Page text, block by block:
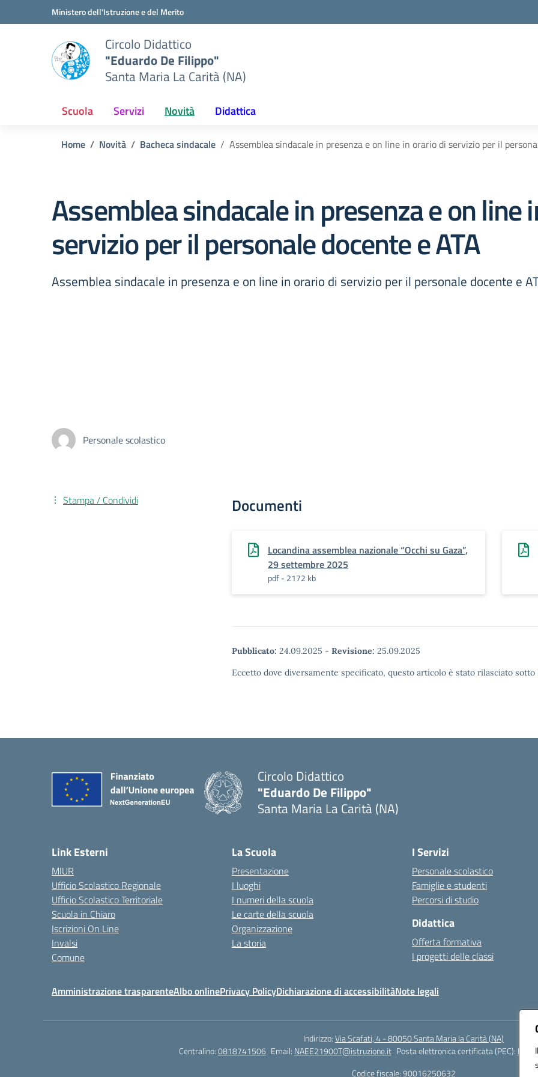
Vai ai contenuti
Vai al menu di navigazioneMinistero dell'Istruzione e del Merito
Circolo Didattico
"Eduardo De Filippo"
Santa Maria La Carità (NA)
Scuola Servizi Novità Didattica
Home Novità Bacheca sindacale Assemblea sindacale in presenza e on line in orario di servizio per il
Assemblea sindacale in presenza e on line
servizio per il personale docente e ATA
Assemblea sindacale in presenza e on line in orario di servizio per il personale docente e
Personale scolastico
Documenti
Locandina assemblea nazionale “Occhi su Gaza”,
29 settembre 2025
pdf - 2172 kb
Pubblicato: 24.09.2025 - Revisione: 25.09.2025
Eccetto dove diversamente specificato, questo articolo è stato rilasciato
Stampa / Condividi
Circolo Didattico
"Eduardo De Filippo"
Santa Maria La Carità (NA)
Link Esterni
MIUR
Ufficio Scolastico Regionale
Ufficio Scolastico Territoriale
Scuola in Chiaro
Iscrizioni On Line
Invalsi
Comune
La Scuola
Presentazione
I luoghi
I numeri della scuola
Le carte della scuola
Organizzazione
La storia
I Servizi
Personale scolastico
Famiglie e studenti
Percorsi di studio
Didattica
Offerta formativa
I progetti delle classi
Amministrazione trasparenteAlbo onlinePrivacy PolicyDichiarazione di accessibilitàNote legali
Indirizzo:Via Scafati, 4 - 80050 Santa Maria la Carità (NA)
Centralino:0818741506 Email: NAEE21900T@istruzione.it Posta elettronica certificata (PEC):
Codice fiscale: 90016250632